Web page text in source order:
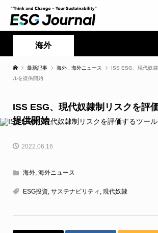
海外
最新記事 海外 海外ニュース
ISS ESG、現代奴
ルを提供開始
ISS ESG、現代奴隷制リスクを評
提供開始
2022.06.16
海外, 海外ニュース
ESG投資, サステナビリティ , 現代奴隷